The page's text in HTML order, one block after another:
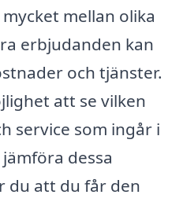
mellan olika
erbjudanden kan
och tjänster.
att se vilken
service som ingår i
dessa
du att du får den